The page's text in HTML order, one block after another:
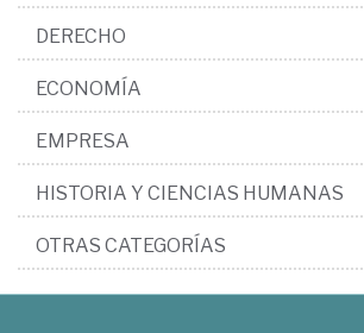
DERECHO
ECONOMÍA
EMPRESA
HISTORIA Y CIENCIAS HUMANAS
OTRAS CATEGORÍAS